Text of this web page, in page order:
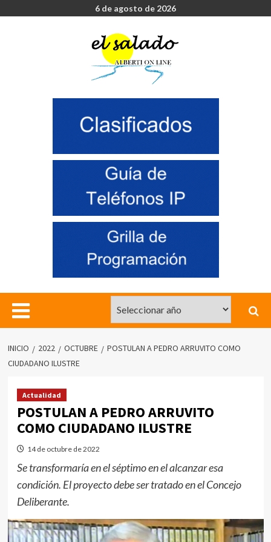
6 de agosto de 2026
INICIO 2022 OCTUBRE
POSTULAN A PEDRO ARRUVITO COMO
CIUDADANO ILUSTRE
Actualidad
POSTULAN A PEDRO ARRUVITO
COMO CIUDADANO ILUSTRE
14 de octubre de 2022
Se transformaría en el séptimo en el alcanzar esa
condición. El proyecto debe ser tratado en el Concejo
Deliberante.